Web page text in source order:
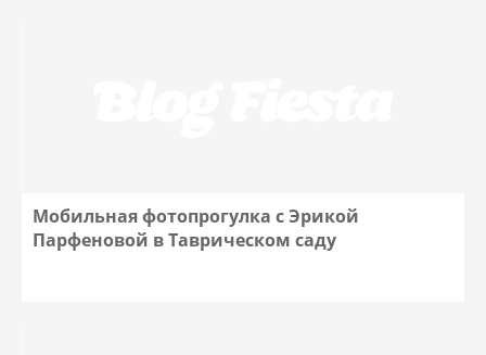
Мобильная фотопрогулка с Эрикой
Парфеновой в Таврическом саду